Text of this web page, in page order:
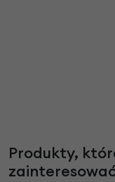
Produkty,